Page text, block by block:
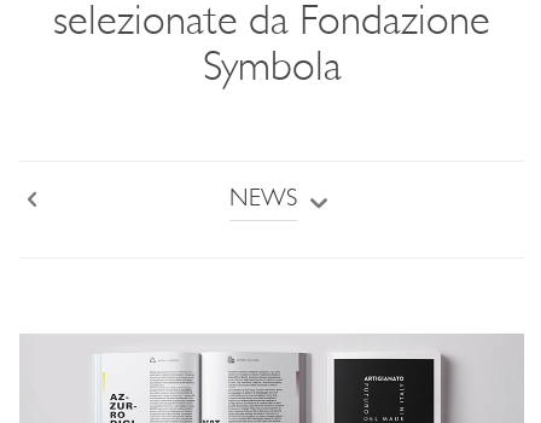
selezionate da Fondazione
Symbola
NEWS